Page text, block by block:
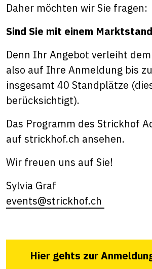
Daher möchten wir Sie fragen:
Sind Sie mit einem
Denn Ihr Angebot verleiht
also auf Ihre Anmeldung bis
insgesamt 40 Standplätze
berücksichtigt).
Das Programm des Strickhof
auf strickhof.ch ansehen.
Wir freuen uns auf Sie!
Sylvia Graf
events@strickhof.ch
Hier gehts zur